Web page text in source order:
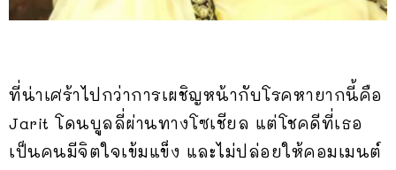
ที่น่าเศร้าไปกว่าการเผชิญหน้ากับโรคหายากนี้คือ
Jarit โดนบูลลี่ผ่านทางโซเชียล แต่โชคดีที่เธอ
เป็นคนมีจิตใจเข้มแข็ง และไม่ปล่อยให้คอมเมนต์